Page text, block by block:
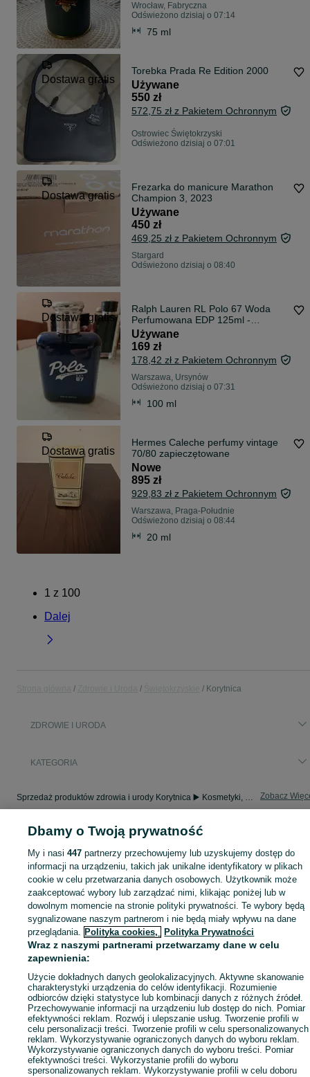
Wrocław, Fabryczna
Odświeżono dzisiaj o 07:14
75 ml
Dostawa gratis
Torebka Prada Re Edition 2000
Używane
550 zł
572,75 zł z Pakietem Ochronnym
Ostrowiec Świętokrzyski
Odświeżono dzisiaj o 07:01
Dostawa gratis
Frezarka do manicure Marathon
Champion 3, 2023
Używane
450 zł
469,25 zł z Pakietem Ochronnym
Stargard
Odświeżono dzisiaj o 08:40
Dostawa gratis
Ralph Lauren RL Polo 67 Woda
Perfumowana EDP 125ml -
pozostało 90%
Używane
169 zł
178,42 zł z Pakietem Ochronnym
Warszawa, Ursynów
Odświeżono dzisiaj o 07:31
100 ml
Dostawa gratis
Hermes Caleche perfumy vintage
70/80 zapieczętowane
Nowe
895 zł
929,83 zł z Pakietem Ochronnym
Warszawa, Praga-Południe
Odświeżono dzisiaj o 08:44
20 ml
1 z 100
Dalej
Korytnica
ZDROWIE I URODA
KATEGORIA
Sprzedaż produktów zdrowia i urody Korytnica ▶️ Kosmetyki, perfumy, sprzęt medyczny ✅ Nowe i używane w najlepszych cenach ☝ Znajdź ogłoszenia na OLX.pl! Zobacz
Mapa kategorii
Mapa miejscowości
Mapa ministron
Popularne wyszukiwania
Dbamy o Twoją prywatność
My i nasi447 partnerzy przechowujemy lub uzyskujemy dostęp do
informacji na urządzeniu, takich jak unikalne identyfikatory w plikach
cookie w celu przetwarzania danych osobowych. Użytkownik może
zaakceptować wybory lub zarządzać nimi, klikając poniżej lub w
dowolnym momencie na stronie polityki prywatności. Te wybory będą
sygnalizowane naszym partnerom i nie będą miały wpływu na dane
przeglądania. Polityka cookies, Polityka Prywatności
Wraz z naszymi partnerami przetwarzamy dane w celu
zapewnienia:
Użycie dokładnych danych geolokalizacyjnych. Aktywne skanowanie
charakterystyki urządzenia do celów identyfikacji. Rozumienie
odbiorców dzięki statystyce lub kombinacji danych z różnych źródeł.
Przechowywanie informacji na urządzeniu lub dostęp do nich. Pomiar
efektywności reklam. Rozwój i ulepszanie usług. Tworzenie profili w
celu personalizacji treści. Tworzenie profili w celu spersonalizowanych
reklam. Wykorzystywanie ograniczonych danych do wyboru reklam.
Wykorzystywanie ograniczonych danych do wyboru treści. Pomiar
efektywności treści. Wykorzystanie profili do wyboru
spersonalizowanych reklam. Wykorzystywanie profili w celu doboru